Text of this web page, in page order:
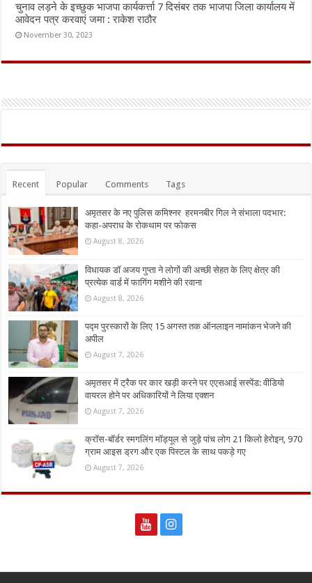
चुनाव लड़ने के इच्छुक भाजपा कार्यकर्त्ता 7 दिसंबर तक भाजपा जिला कार्यालय में
आवेदन पत्र करवाएं जमा : राकेश राठौर
November 30, 2023
Recent Popular Comments Tags
अमृतसर के नए पुलिस कमिश्नर हरमनबीर गिल ने संभाला पदभार:
कहा-अपराध के रोकथाम पर फोकस
August 8, 2026
विधायक डॉ अजय गुप्ता ने लोगों की अच्छी सेहत के लिए क्षेत्र की
प्रत्येक वार्ड में फागिंग मशीने की रवाना
August 8, 2026
पद्म पुरस्कारों के लिए 15 अगस्त तक ऑनलाइन नामांकन भेजने की
अपील
August 7, 2026
अमृतसर में ट्रैक पर कार खड़ी करने पर एएसआई सस्पेंड: वीडियो
वायरल होने पर अधिकारियों ने लिया एक्शन
August 7, 2026
क्रॉस-बॉर्डर स्मगलिंग मॉड्यूल से जुड़े पांच लोग 21 किलो हेरोइन, 970
ग्राम आइस ड्रग और एक पिस्टल के साथ पकड़े गए
August 7, 2026